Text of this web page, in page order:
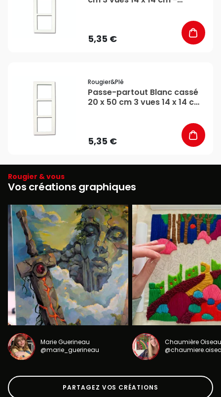
5,35 €
Rougier&plé
Passe-partout Blanc cassé
20 x 50 cm 3 vues 14 x 14 cm
5,35 €
Rougier & vous
Vos créations graphiques
Marie Guerineau
@marie_guerineau
Chaumière Oiseau
PARTAGEZ VOS CRÉATIONS